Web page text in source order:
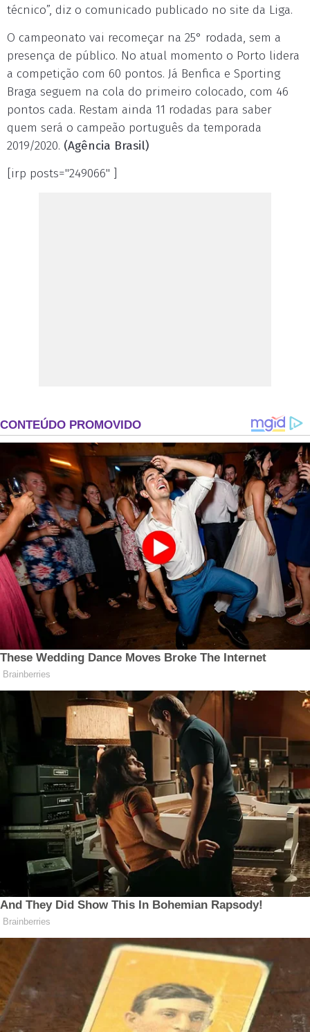
técnico”, diz o comunicado publicado no site da Liga.
O campeonato vai recomeçar na 25° rodada, sem a
presença de público. No atual momento o Porto lidera
a competição com 60 pontos. Já Benfica e Sporting
Braga seguem na cola do primeiro colocado, com 46
pontos cada. Restam ainda 11 rodadas para saber
quem será o campeão português da temporada
2019/2020. (Agência Brasil)
[irp posts="249066" ]